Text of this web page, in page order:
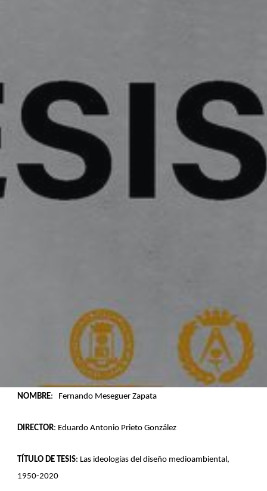
NOMBRE: Fernando Meseguer Zapata
DIRECTOR: Eduardo Antonio Prieto González
TÍTULO DE TESIS: Las ideologías del diseño medioambiental,
1950-2020